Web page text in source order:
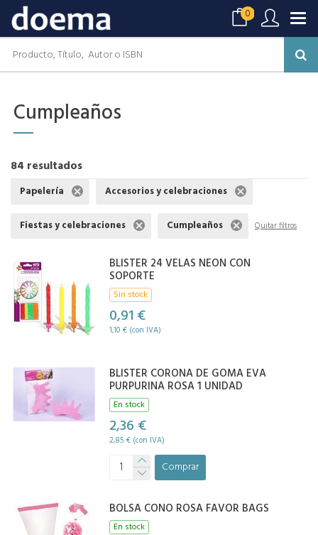
0
Cumpleaños
84 resultados
Papelería Accesorios y celebraciones
Fiestas y celebraciones Cumpleaños Quitar filtros
BLISTER 24 VELAS NEON CON
SOPORTE
Sin stock
0,91 €
1,10 € (con IVA)
BLISTER CORONA DE GOMA EVA
PURPURINA ROSA 1 UNIDAD
En stock
2,36 €
2,85 € (con IVA)
Comprar
BOLSA CONO ROSA FAVOR BAGS
En stock